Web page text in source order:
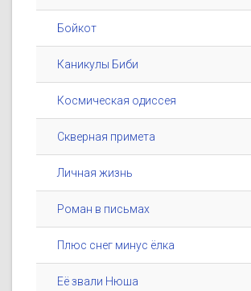
Бойкот
Каникулы Биби
Космическая одиссея
Скверная примета
Личная жизнь
Роман в письмах
Плюс снег минус ёлка
Её звали Нюша